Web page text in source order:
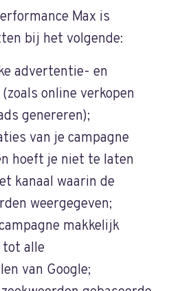
Max is
bij het volgende:
advertentie- en
online verkopen
genereren);
van je campagne
hoeft je niet te laten
kanaal waarin de
weergegeven;
makkelijk
tot alle
van Google;